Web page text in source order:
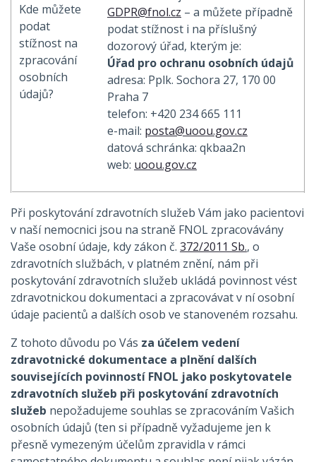
Kde můžete
podat
stížnost na
zpracování
osobních
údajů?
GDPR@fnol.cz – a můžete případně
podat stížnost i na příslušný
dozorový úřad, kterým je:
Úřad pro ochranu osobních údajů
adresa: Pplk. Sochora 27, 170 00
Praha 7
telefon: +420 234 665 111
e-mail: posta@uoou.gov.cz
datová schránka: qkbaa2n
web: uoou.gov.cz
Při poskytování zdravotních služeb Vám jako pacientovi
v naší nemocnici jsou na straně FNOL zpracovávány
Vaše osobní údaje, kdy zákon č. 372/2011 Sb., o
zdravotních službách, v platném znění, nám při
poskytování zdravotních služeb ukládá povinnost vést
zdravotnickou dokumentaci a zpracovávat v ní osobní
údaje pacientů a dalších osob ve stanoveném rozsahu.
Z tohoto důvodu po Vás za účelem vedení
zdravotnické dokumentace a plnění dalších
souvisejících povinností FNOL jako poskytovatele
zdravotních služeb při poskytování zdravotních
služeb nepožadujeme souhlas se zpracováním Vašich
osobních údajů (ten si případně vyžadujeme jen k
přesně vymezeným účelům zpravidla v rámci